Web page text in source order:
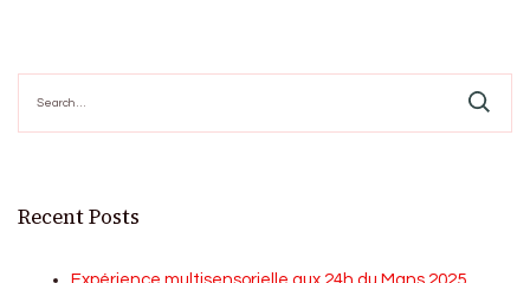
for:
Recent Posts